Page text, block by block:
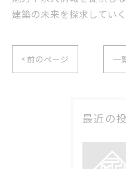
建築の未来を探求してい
< 前のページ 一
最近の